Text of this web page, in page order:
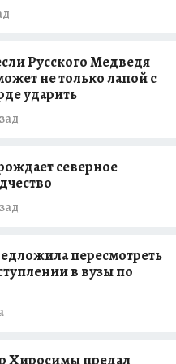
Русского Медведя
не только лапой с
ударить
северное
пересмотреть
в вузы по
Хиросимы предал